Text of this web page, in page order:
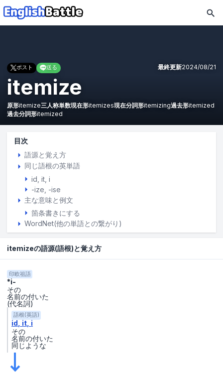
ポスト 送る 最終更新2024/08/21
itemize
原形itemize三人称単数現在形itemizes現在分詞形itemizing過去形itemized
過去分詞形itemized
目次
語源と覚え方
同じ語根の英単語
id it i
-ize, -ise
主な意味と例文
箇条書きにする
WordNet(他の単語との繋がり)
itemizeの語源(語根)と覚え方
印欧祖語
*i-
その
名前の付いた
(代名詞)
語根(英語)
id it i
その
名前の付いた
同じような